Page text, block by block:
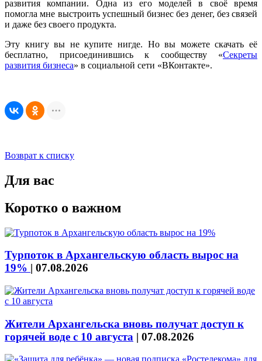
развития компании. Одна из его моделей в своё время
помогла мне выстроить успешный бизнес без денег, без связей
и даже без своего продукта.
Эту книгу вы не купите нигде. Но вы можете скачать её
бесплатно, присоединившись к сообществу «Секреты
развития бизнеса» в социальной сети «ВКонтакте».
Возврат к списку
Для вас
Коротко о важном
Турпоток в Архангельскую область вырос на
19% | 07.08.2026
Жители Архангельска вновь получат доступ к
горячей воде с 10 августа | 07.08.2026